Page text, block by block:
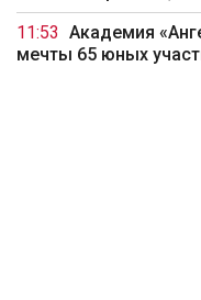
11:53 Академия
мечты 65 юных